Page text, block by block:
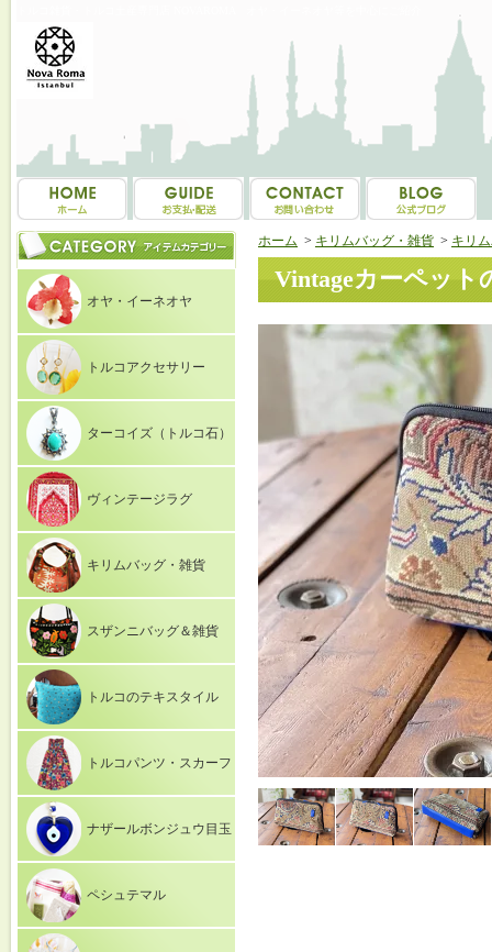
オヤ・イーネオヤ
トルコアクセサリー
ターコイズ（トルコ石）
ヴィンテージラグ
キリムバッグ・雑貨
スザンニバッグ＆雑貨
トルコのテキスタイル
トルコパンツ・スカーフ
ナザールボンジュウ目玉
ペシュテマル
ホーム > キリムバッグ・雑貨 > キリ
Vintageカーペット